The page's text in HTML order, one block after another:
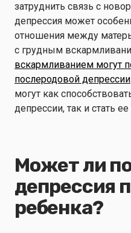
затруднить связь с
депрессия может
отношения между
с грудным
вскармливанием могут
послеродовой депрессии
могут как
депрессии, так и стать
Может ли
депрессия
ребенка?